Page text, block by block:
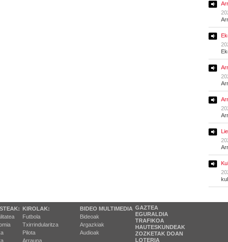
KIROLAK:
Futbola
Txirrindularitza
Pilota
Arrauna
BIDEO MULTIMEDIA
Bideoak
Argazkiak
Audioak
GAZTEA
EGURALDIA
TRAFIKOA
HAUTESKUNDEAK
ZOZKETAK DOAN
LOTERIA